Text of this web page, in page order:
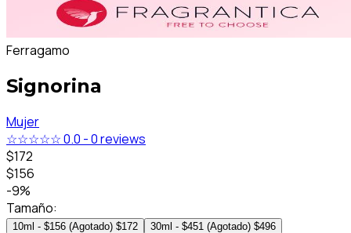
Ferragamo
Signorina
Mujer
☆☆☆☆☆0.0 -0 reviews
$172
$156
-9%
Tamaño:
10ml - $156 (Agotado) $172 30ml - $451 (Agotado) $496